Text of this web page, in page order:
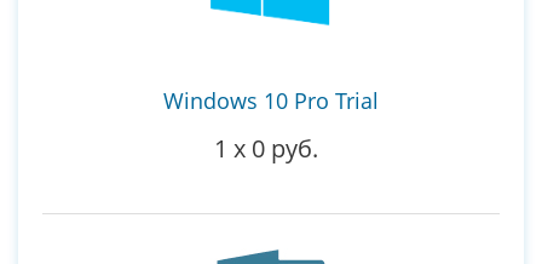
Windows 10 Pro Trial
1 x 0 руб.